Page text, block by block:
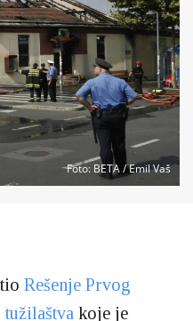
Foto: BETA / Emil Vaš
Rešenje Prvog
koje je